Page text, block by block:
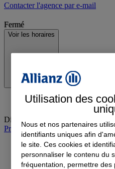
Contacter l'agence par e-mail
Fermé
Voir les horaires
Dimanche
Prendre rendez-vous à l'agence
Utilisation des
Nous et nos partenaires
identifiants uniques afin
le site. Ces cookies et
personnaliser le contenu du
fréquentation, permettre des